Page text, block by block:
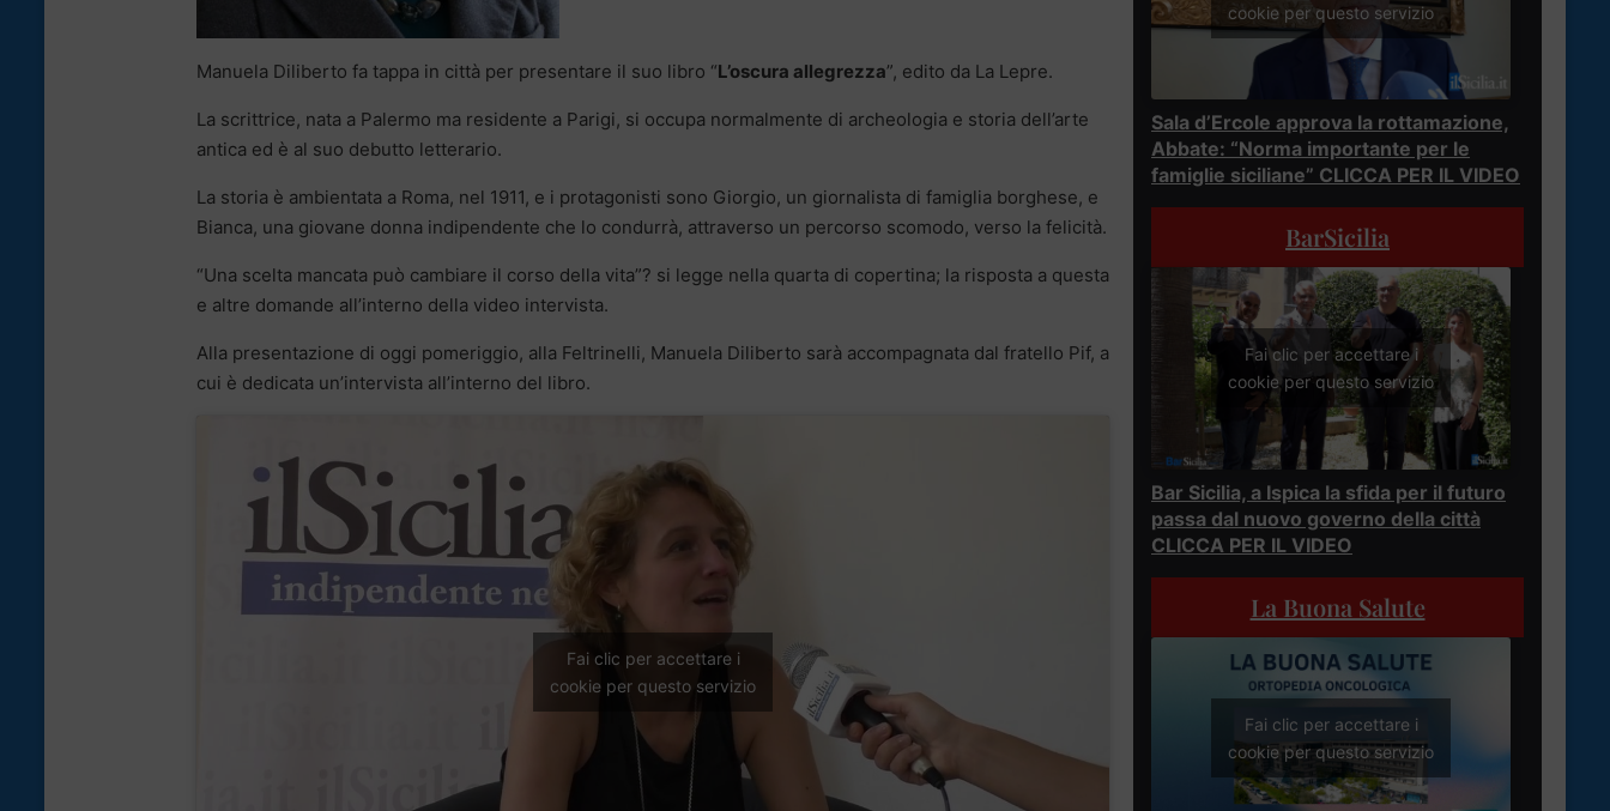
Manuela Diliberto fa tappa in città per presentare il suo libro “L’oscura allegrezza”, edito da La Lepre.
La scrittrice, nata a Palermo ma residente a Parigi, si occupa normalmente di archeologia e storia dell’arte
antica ed è al suo debutto letterario.
La storia è ambientata a Roma, nel 1911, e i protagonisti sono Giorgio, un giornalista di famiglia borghese, e
Bianca, una giovane donna indipendente che lo condurrà, attraverso un percorso scomodo, verso la felicità.
“Una scelta mancata può cambiare il corso della vita”? si legge nella quarta di copertina; la risposta a questa
e altre domande all’interno della video intervista.
Alla presentazione di oggi pomeriggio, alla Feltrinelli, Manuela Diliberto sarà accompagnata dal fratello Pif, a
cui è dedicata un’intervista all’interno del libro.
Fai clic per accettare i
cookie per questo servizio
cookie per questo servizio
Sala d’Ercole approva la rottamazione,
Abbate: “Norma importante per le
famiglie siciliane” CLICCA PER IL VIDEO
BarSicilia
Fai clic per accettare i
cookie per questo servizio
Bar Sicilia, a Ispica la sfida per il futuro
passa dal nuovo governo della città
CLICCA PER IL VIDEO
La Buona Salute
Fai clic per accettare i
cookie per questo servizio